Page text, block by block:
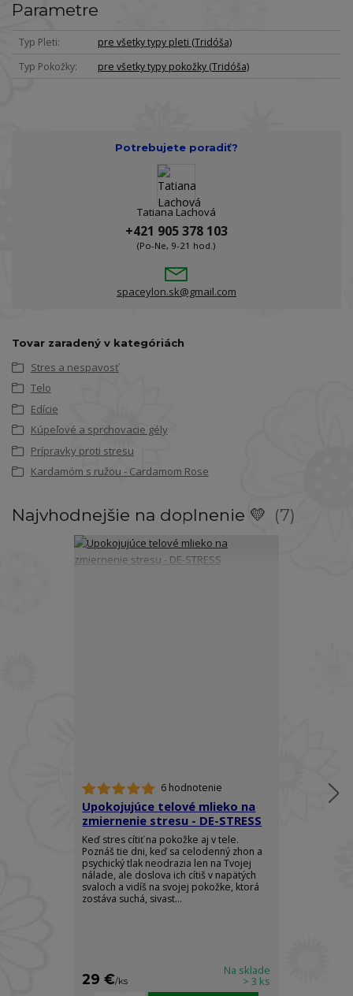
Parametre
Typ Pleti
pre všetky typy pleti (Tridóša)
Typ Pokožky
pre všetky typy pokožky (Tridóša)
Potrebujete poradiť?
Tatiana Lachová
+421 905 378 103
(Po-Ne, 9-21 hod.)
spaceylon.sk@gmail.com
Tovar zaradený v kategóriách
Stres a nespavosť
Telo
Edície
Kúpeľové a sprchovacie gély
Prípravky proti stresu
Kardamóm s ružou - Cardamom Rose
Najvhodnejšie na doplnenie 💛 7
6 hodnotenie
Upokojujúce telové mlieko na
zmiernenie stresu - DE-STRESS
Keď stres cítiť na pokožke aj v tele.
Poznáš tie dni, keď sa celodenný zhon a
psychický tlak neodrazia len na Tvojej
nálade, ale doslova ich cítiš v napätých
svaloch a vidíš na svojej pokožke, ktorá
zostáva suchá, sivast...
29 €/ks
Na sklade
> 3 ks
Mlieko na